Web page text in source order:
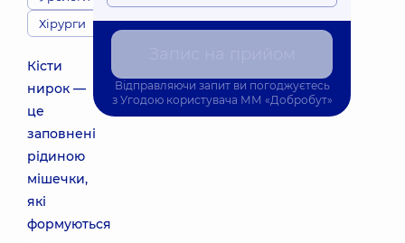
Хірурги
Кісти
нирок —
це
заповнені
рідиною
мішечки,
які
формуються
Відправляючи запит ви погоджуєтесь
з Угодою користувача ММ «Добробут»